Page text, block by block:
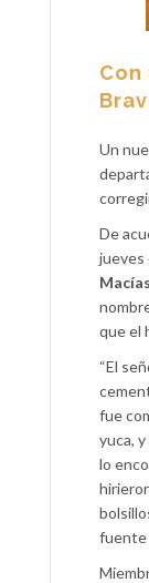
Con
Un
De
jueves
que el
“El
fue
yuca,
lo
fuente